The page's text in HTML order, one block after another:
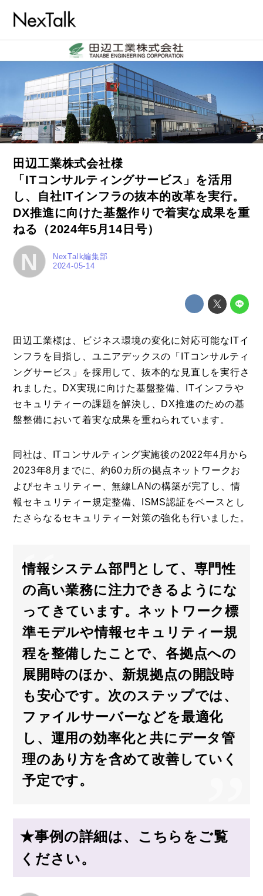
特集
Photos
運営会社
お問い合わせ
田辺工業株式会社様
「ITコンサルティングサービス」を活用
し、自社ITインフラの抜本的改革を実行。
DX推進に向けた基盤作りで着実な成果を重
ねる（2024年5月14日号）
N 2024-05-14
NexTalk編集部
田辺工業様は、ビジネス環境の変化に対応可能なITイ
ンフラを目指し、ユニアデックスの「ITコンサルティ
ングサービス」を採用して、抜本的な見直しを実行さ
れました。DX実現に向けた基盤整備、ITインフラや
セキュリティーの課題を解決し、DX推進のための基
盤整備において着実な成果を重ねられています。
同社は、ITコンサルティング実施後の2022年4月から
2023年8月までに、約60カ所の拠点ネットワークお
よびセキュリティー、無線LANの構築が完了し、情
報セキュリティー規定整備、ISMS認証をベースとし
たさらなるセキュリティー対策の強化も行いました。
情報システム部門として、専門性
の高い業務に注力できるようにな
ってきています。ネットワーク標
準モデルや情報セキュリティー規
程を整備したことで、各拠点への
展開時のほか、新規拠点の開設時
も安心です。次のステップでは、
ファイルサーバーなどを最適化
し、運用の効率化と共にデータ管
理のあり方を含めて改善していく
予定です。
★事例の詳細は、こちらをご覧
ください。